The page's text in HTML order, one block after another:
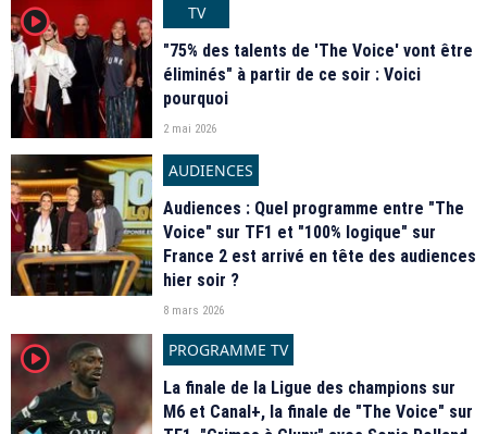
player2
TV
"75% des talents de 'The Voice' vont être
éliminés" à partir de ce soir : Voici
pourquoi
2 mai 2026
AUDIENCES
Audiences : Quel programme entre "The
Voice" sur TF1 et "100% logique" sur
France 2 est arrivé en tête des audiences
hier soir ?
8 mars 2026
player2
PROGRAMME TV
La finale de la Ligue des champions sur
M6 et Canal+, la finale de "The Voice" sur